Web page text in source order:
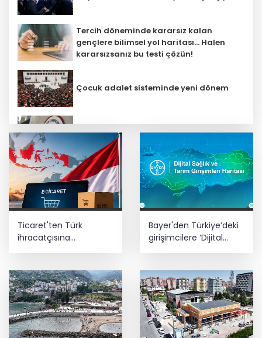
Tercih döneminde kararsız kalan
gençlere bilimsel yol haritası... Halen
kararsızsanız bu testi çözün!
Çocuk adalet sisteminde yeni dönem
Başkentte yavru zebranın adı ‘Pijamalı’
oldu
CHP İstanbul’da yeni katılımlar... Gürsel
Tekin: Birlikte başaracağız
Kayseri YHT hattına sıkı takip
Ticaret'ten Türk
ihracatçısına
Bayer'den Türkiye’deki
girişimcilere ‘Dijital
çağrısı